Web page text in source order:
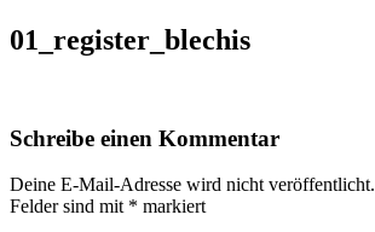
01_register_blechis
Schreibe einen Kommentar
Deine E-Mail-Adresse wird nicht veröffentlicht.
Felder sind mit * markiert